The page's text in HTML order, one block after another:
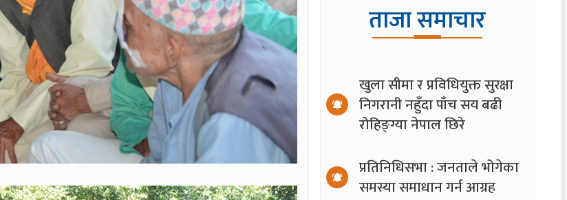
ताजा समाचार
खुला सीमा र प्रविधियुक्त सुरक्षा
निगरानी नहुँदा पाँच सय बढी
रोहिङ्ग्या नेपाल छिरे
प्रतिनिधिसभा : जनताले भोगेका
समस्या समाधान गर्न आग्रह